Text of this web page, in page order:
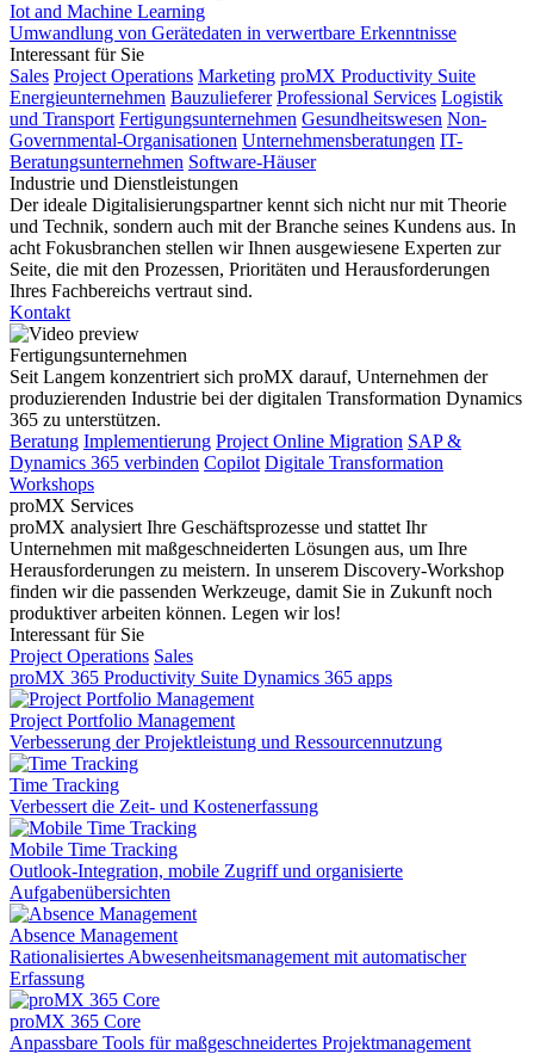
Iot and Machine Learning
Umwandlung von Gerätedaten in verwertbare Erkenntnisse
Interessant für Sie
Sales Project Operations Marketing proMX Productivity Suite
Energieunternehmen Bauzulieferer Professional Services Logistik
und Transport Fertigungsunternehmen Gesundheitswesen Non-
Governmental-Organisationen Unternehmensberatungen IT-
Beratungsunternehmen Software-Häuser
Industrie und Dienstleistungen
Der ideale Digitalisierungspartner kennt sich nicht nur mit Theorie
und Technik, sondern auch mit der Branche seines Kundens aus. In
acht Fokusbranchen stellen wir Ihnen ausgewiesene Experten zur
Seite, die mit den Prozessen, Prioritäten und Herausforderungen
Ihres Fachbereichs vertraut sind.
Kontakt
Fertigungsunternehmen
Seit Langem konzentriert sich proMX darauf, Unternehmen der
produzierenden Industrie bei der digitalen Transformation Dynamics
365 zu unterstützen.
Beratung Implementierung Project Online Migration SAP &
Dynamics 365 verbinden Copilot Digitale Transformation
Workshops
proMX Services
proMX analysiert Ihre Geschäftsprozesse und stattet Ihr
Unternehmen mit maßgeschneiderten Lösungen aus, um Ihre
Herausforderungen zu meistern. In unserem Discovery-Workshop
finden wir die passenden Werkzeuge, damit Sie in Zukunft noch
produktiver arbeiten können. Legen wir los!
Interessant für Sie
Project Operations Sales
proMX 365 Productivity Suite Dynamics 365 apps
Project Portfolio Management
Verbesserung der Projektleistung und Ressourcennutzung
Time Tracking
Verbessert die Zeit- und Kostenerfassung
Mobile Time Tracking
Outlook-Integration, mobile Zugriff und organisierte
Aufgabenübersichten
Absence Management
Rationalisiertes Abwesenheitsmanagement mit automatischer
Erfassung
proMX 365 Core
Anpassbare Tools für maßgeschneidertes Projektmanagement